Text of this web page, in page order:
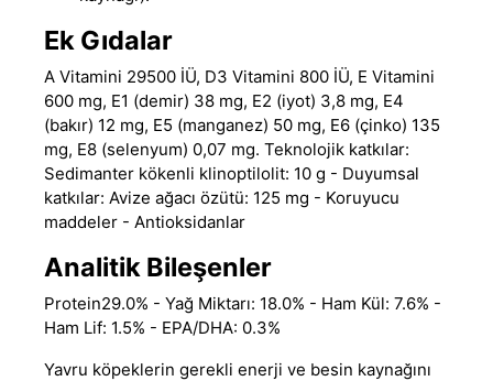
Ek Gıdalar
A Vitamini 29500 İÜ, D3 Vitamini 800 İÜ, E Vitamini
600 mg, E1 (demir) 38 mg, E2 (iyot) 3,8 mg, E4
(bakır) 12 mg, E5 (manganez) 50 mg, E6 (çinko) 135
mg, E8 (selenyum) 0,07 mg. Teknolojik katkılar:
Sedimanter kökenli klinoptilolit: 10 g - Duyumsal
katkılar: Avize ağacı özütü: 125 mg - Koruyucu
maddeler - Antioksidanlar
Analitik Bileşenler
Protein29.0% - Yağ Miktarı: 18.0% - Ham Kül: 7.6% -
Ham Lif: 1.5% - EPA/DHA: 0.3%
Yavru köpeklerin gerekli enerji ve besin kaynağını